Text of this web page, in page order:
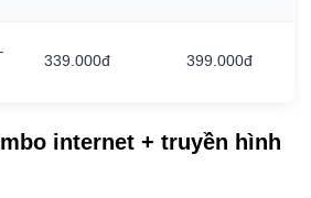
339.000đ 399.000đ
internet + truyền hình